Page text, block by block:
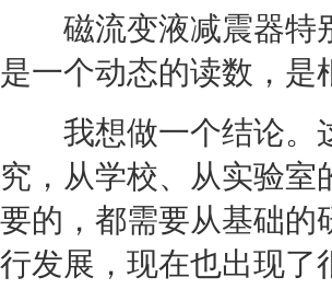
磁流变液减震器特别
是一个动态的读数，是
我想做一个结论。
究，从学校、从实验
要的，都需要从基础的
行发展，现在也出现了